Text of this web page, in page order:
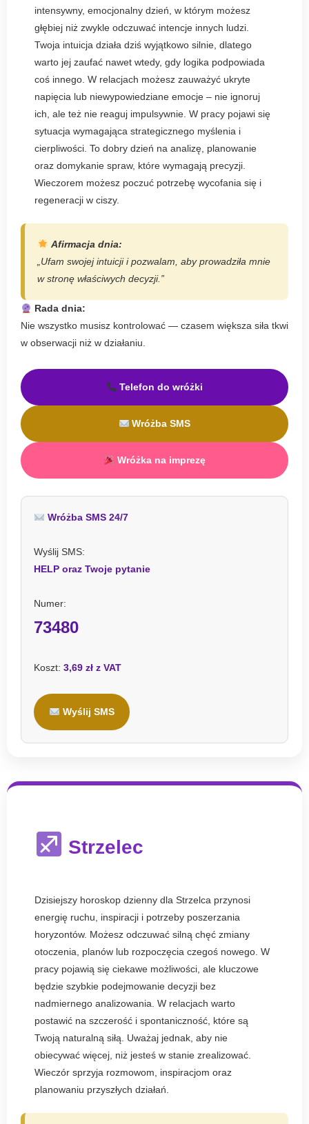
intensywny, emocjonalny dzień, w którym możesz
głębiej niż zwykle odczuwać intencje innych ludzi.
Twoja intuicja działa dziś wyjątkowo silnie, dlatego
warto jej zaufać nawet wtedy, gdy logika podpowiada
coś innego. W relacjach możesz zauważyć ukryte
napięcia lub niewypowiedziane emocje – nie ignoruj
ich, ale też nie reaguj impulsywnie. W pracy pojawi się
sytuacja wymagająca strategicznego myślenia i
cierpliwości. To dobry dzień na analizę, planowanie
oraz domykanie spraw, które wymagają precyzji.
Wieczorem możesz poczuć potrzebę wycofania się i
regeneracji w ciszy.
Afirmacja dnia:
„Ufam swojej intuicji i pozwalam, aby prowadziła mnie
w stronę właściwych decyzji.”
Rada dnia:
Nie wszystko musisz kontrolować — czasem większa siła tkwi
w obserwacji niż w działaniu.
Telefon do wróżki
Wróżba SMS
Wróżka na imprezę
Wróżba SMS 24/7
Wyślij SMS:
HELP oraz Twoje pytanie
Numer:
73480
Koszt: 3,69 zł z VAT
Wyślij SMS
Strzelec
Dzisiejszy horoskop dzienny dla Strzelca przynosi
energię ruchu, inspiracji i potrzeby poszerzania
horyzontów. Możesz odczuwać silną chęć zmiany
otoczenia, planów lub rozpoczęcia czegoś nowego. W
pracy pojawią się ciekawe możliwości, ale kluczowe
będzie szybkie podejmowanie decyzji bez
nadmiernego analizowania. W relacjach warto
postawić na szczerość i spontaniczność, które są
Twoją naturalną siłą. Uważaj jednak, aby nie
obiecywać więcej, niż jesteś w stanie zrealizować.
Wieczór sprzyja rozmowom, inspiracjom oraz
planowaniu przyszłych działań.